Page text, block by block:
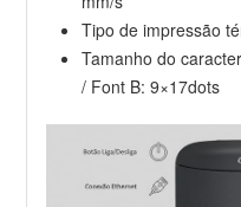
Tipo de impressão
Tamanho do
/ Font B: 9×17dots